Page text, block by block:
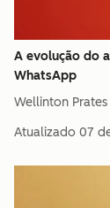
A evolução do
WhatsApp
Wellinton Prates
Atualizado 07